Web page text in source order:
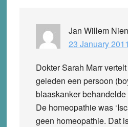
Jan Willem
23 January
Dokter Sarah Marr
geleden een persoon
blaaskanker
De homeopathie was
geen homeopathie. Dat